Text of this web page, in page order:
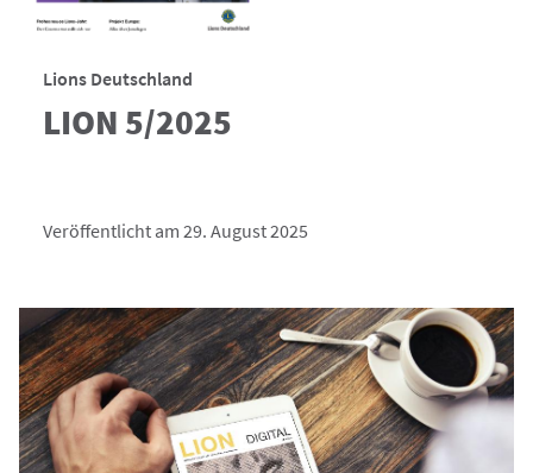
Lions Deutschland
LION 5/2025
Veröffentlicht am 29. August 2025